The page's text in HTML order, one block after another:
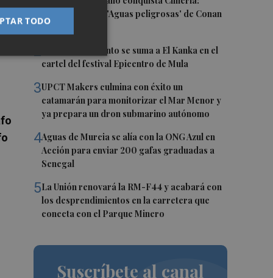
Dagnino ilustra 'Aguas peligrosas' de Conan
el Bárbaro
2 María Escarmiento se suma a El Kanka en el
cartel del festival Epicentro de Mula
3UPCT Makers culmina con éxito un
catamarán para monitorizar el Mar Menor y
ya prepara un dron submarino autónomo
4Aguas de Murcia se alía con la ONG Azul en
Acción para enviar 200 gafas graduadas a
Senegal
5La Unión renovará la RM-F44 y acabará con
los desprendimientos en la carretera que
conecta con el Parque Minero
Suscríbete al canal
TODO